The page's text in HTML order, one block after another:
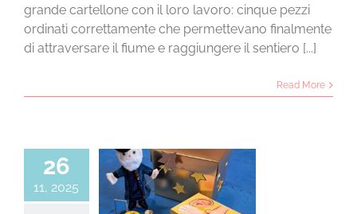
grande cartellone con il loro lavoro: cinque pezzi
ordinati correttamente che permettevano finalmente
di attraversare il fiume e raggiungere il sentiero [...]
Read More
26
11, 2025
“Mago